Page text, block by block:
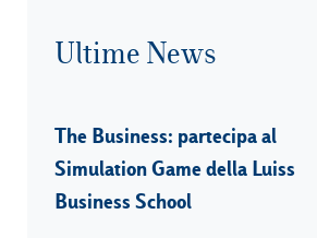
Ultime News
The Business: partecipa al
Simulation Game della Luiss
Business School